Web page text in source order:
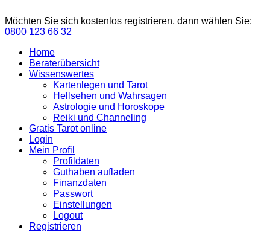
Möchten Sie sich kostenlos registrieren, dann wählen Sie:
0800 123 66 32
Home
Beraterübersicht
Wissenswertes
Kartenlegen und Tarot
Hellsehen und Wahrsagen
Astrologie und Horoskope
Reiki und Channeling
Gratis Tarot online
Login
Mein Profil
Profildaten
Guthaben aufladen
Finanzdaten
Passwort
Einstellungen
Logout
Registrieren